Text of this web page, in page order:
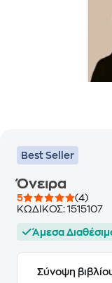
Best Seller
Όνειρα
5
(4)
ΚΩΔΙΚΟΣ: 1515107
Άμεσα
Σύνοψη